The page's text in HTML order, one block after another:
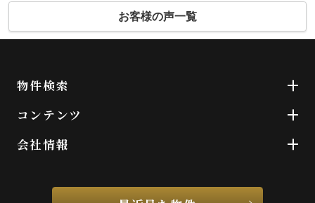
お客様の声一覧
物件検索
コンテンツ
会社情報